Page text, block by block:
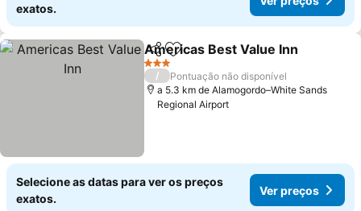
exatos.
PartilharAdicionar aos favoritos
Americas Best Value Inn
3 Estrelas
/
Pontuação não disponível
a 5.3 km de Alamogordo–White Sands
Regional Airport
Selecione as datas para ver os preços
exatos.
Ver preços